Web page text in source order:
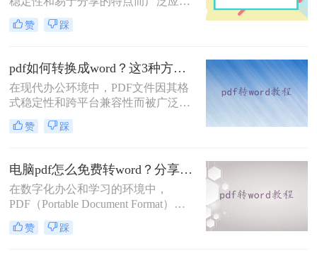
于各类文档的保存与传输。然而，在
需要对PDF文档进行编辑时，将其转
那么pdf转word怎么转换呢？以下是四
种将PDF转换为Word的方法，每种方
法都有其特点和适用场景。
赞 踩
pdf如何转换成word？这3种方法教你快速实现！
在现代办公环境中，PDF文件因其格
式稳定性和跨平台兼容性而被广泛使
用。然而，当需要编辑PDF中的内容
时，将其转换为Word文档就成为了必
本文将介绍三种不同的PDF转Word方
法，帮助您根据具体需求选择最合适
的方式。
赞 踩
电脑pdf怎么免费转word？分享2个好用的方法！
在数字化办公和学习的环境中，
PDF（Portable Document Format）因
其良好的兼容性和稳定性，成为了一
种广泛使用的文档格式。然而，有时
赞 踩